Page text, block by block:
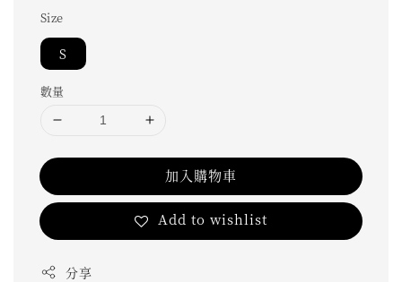
Size
S
數量
加入購物車
Add to wishlist
分享